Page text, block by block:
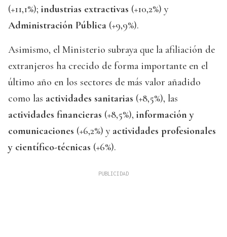
(+11,1%); industrias extractivas (+10,2%) y
Administración Pública (+9,9%).
Asimismo, el Ministerio subraya que la afiliación de
extranjeros ha crecido de forma importante en el
último año en los sectores de más valor añadido
como las actividades sanitarias (+8,5%), las
actividades financieras (+8,5%), información y
comunicaciones (+6,2%) y actividades profesionales
y científico-técnicas (+6%).